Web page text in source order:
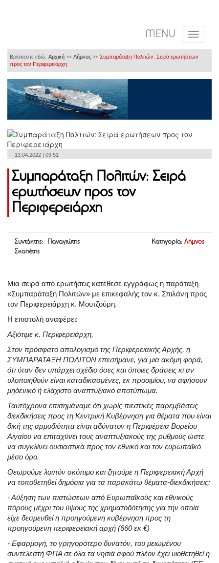
MENU
Βρίσκεστε εδώ: Αρχική >> Λήμνος >> Συμπαράταξη Πολιτών: Σειρά ερωτήσεων
προς τον Περιφερειάρχη
13.04.2022 | 09:51
Συμπαράταξη Πολιτών: Σειρά
ερωτήσεων προς τον
Περιφερειάρχη
Συντάκτης: Παναγιώτης
Σκαπέτης
Κατηγορία: Λήμνος
Μια σειρά από ερωτήσεις κατέθεσε εγγράφως η παράταξη
«Συμπαράταξη Πολιτών» με επικεφαλής τον κ. Σπιλάνη προς
τον Περιφερειάρχη κ. Μουτζούρη.
Η επιστολή αναφέρει:
Αξιότιμε κ. Περιφερειάρχη,
Στον πρόσφατο απολογισμό της Περιφερειακής Αρχής, η
ΣΥΜΠΑΡΑΤΑΞΗ ΠΟΛΙΤΩΝ επεσήμανε, για μια ακόμη φορά,
ότι όταν δεν υπάρχει σχέδιο όσες και όποιες δράσεις κι αν
υλοποιηθούν είναι καταδικασμένες, εκ προοιμίου, να αφήσουν
μηδενικό ή ελάχιστο αναπτυξιακό αποτύπωμα.
Ταυτόχρονα επισημάναμε ότι χωρίς πιεστικές παρεμβάσεις –
διεκδικήσεις προς τη Κεντρική Κυβέρνηση για θέματα που είναι
δική της αρμοδιότητα είναι αδύνατον η Περιφέρεια Βορείου
Αιγαίου να επιταχύνει τους αναπτυξιακούς της ρυθμούς ώστε
να συγκλίνει ουσιαστικά προς τον εθνικό και τον ευρωπαϊκό
μέσο όρο.
Θεωρούμε λοιπόν σκόπιμο και ζητούμε η Περιφερειακή Αρχή
να τοποθετηθεί δημόσια για τα παρακάτω θέματα-διεκδικήσεις:
- Αύξηση των πιστώσεων από Ευρωπαϊκούς και εθνικούς
πόρους μέχρι του ύψους της χρηματοδότησης για την οποία
είχε δεσμευθεί η προηγούμενη κυβέρνηση προς τη
προηγούμενη περιφερειακή αρχή (660 εκ €)
- Εφαρμογή, το γρηγορότερο δυνατόν, του μειωμένου
συντελεστή ΦΠΑ σε όλα τα νησιά αφού πλέον έχει υιοθετηθεί η